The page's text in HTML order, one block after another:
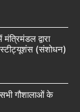
द्वारा
(संशोधन)
गौशालाओं के